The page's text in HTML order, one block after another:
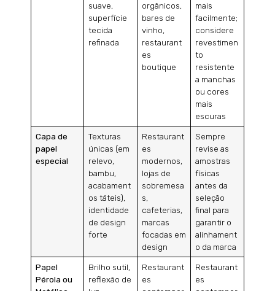
suave,
superfície
tecida
refinada
orgânicos,
bares de
vinho,
restaurant
es
boutique
mais
facilmente;
considere
revestimen
to
resistente
a manchas
ou cores
mais
escuras
Capa de
papel
especial
Texturas
únicas (em
relevo,
bambu,
acabament
os táteis),
identidade
de design
forte
Restaurant
es
modernos,
lojas de
sobremesa
s,
cafeterias,
marcas
focadas em
design
Sempre
revise as
amostras
físicas
antes da
seleção
final para
garantir o
alinhament
o da marca
Papel
Pérola ou
Brilho sutil,
reflexão de
Restaurant
es
Restaurant
es